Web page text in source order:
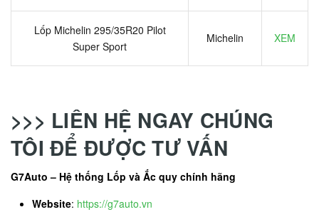
Lốp Michelin 295/35R20 Pilot
Super Sport
Michelin XEM
>>> LIÊN HỆ NGAY CHÚNG
TÔI ĐỂ ĐƯỢC TƯ VẤN
G7Auto – Hệ thống Lốp và Ắc quy chính hãng
Website: https://g7auto.vn